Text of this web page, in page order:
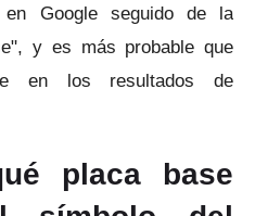
en Google seguido de la
y es más probable que
en los resultados de
placa base